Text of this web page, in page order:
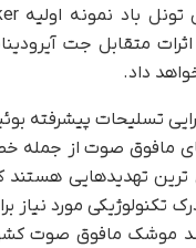
متقابل جت
داد.
تسلیحات پیشرفته
صوت از جمله
تهدیدهایی هستند
تکنولوژیکی مورد نیاز
موشک مافوق صوت